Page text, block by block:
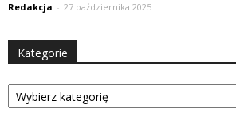
Redakcja - 27 października 2025
Kategorie
Kategorie